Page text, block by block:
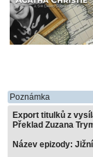
Poznámka
Export titulků z
Překlad Zuzana
Název epizody: